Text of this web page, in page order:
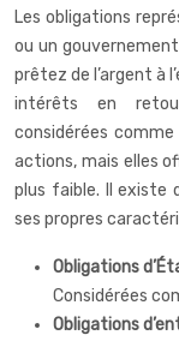
Les obligations
ou un
prêtez de l’argent à
intérêts en
considérées
actions, mais elles
plus faible. Il existe
ses propres
Obligations
Considérées
Obligations